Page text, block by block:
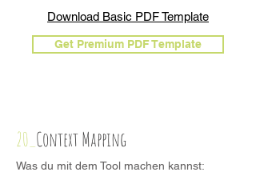
Download Basic PDF Template
Get Premium PDF Template
20_ Context Mapping
Was du mit dem Tool machen kannst: